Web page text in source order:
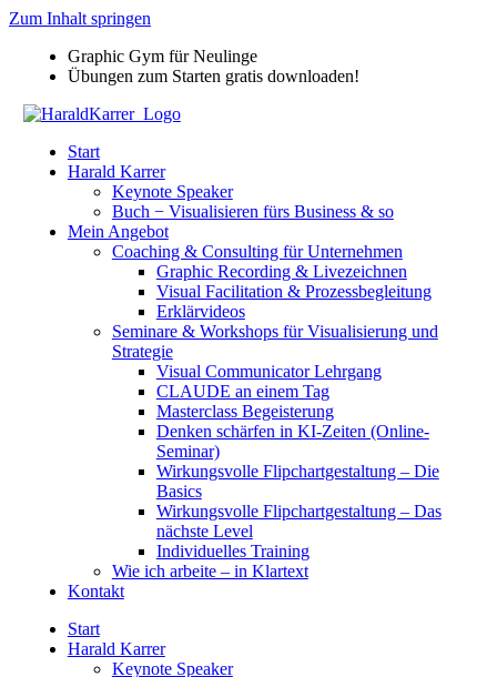
Zum Inhalt springen
Graphic Gym für Neulinge
Übungen zum Starten gratis downloaden!
Start
Harald Karrer
Keynote Speaker
Buch − Visualisieren fürs Business & so
Mein Angebot
Coaching & Consulting für Unternehmen
Graphic Recording & Livezeichnen
Visual Facilitation & Prozessbegleitung
Erklärvideos
Seminare & Workshops für Visualisierung und
Strategie
Visual Communicator Lehrgang
CLAUDE an einem Tag
Masterclass Begeisterung
Denken schärfen in KI-Zeiten (Online-
Seminar)
Wirkungsvolle Flipchartgestaltung – Die
Basics
Wirkungsvolle Flipchartgestaltung – Das
nächste Level
Individuelles Training
Wie ich arbeite – in Klartext
Kontakt
Start
Harald Karrer
Keynote Speaker